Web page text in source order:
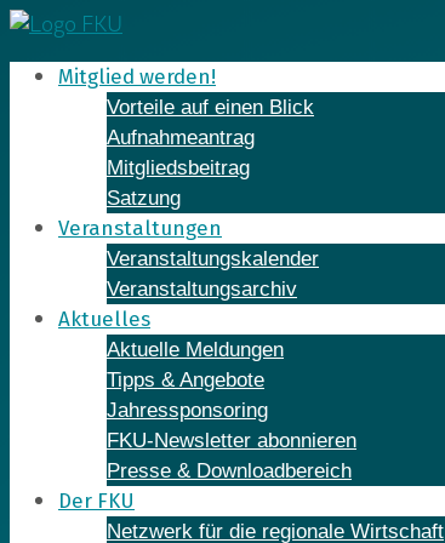
Skip
to
contentMitglied werden!
Vorteile auf einen Blick
Aufnahmeantrag
Mitgliedsbeitrag
Satzung
Veranstaltungen
Veranstaltungskalender
Veranstaltungsarchiv
Aktuelles
Aktuelle Meldungen
Tipps & Angebote
Jahressponsoring
FKU-Newsletter abonnieren
Presse & Downloadbereich
Der FKU
Netzwerk für die regionale Wirtschaft